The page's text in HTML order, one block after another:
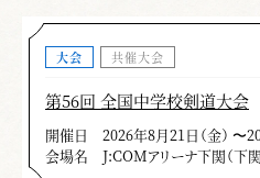
大会 共催大会
第56回 全国中学校剣道大会
開催日
2026年8月21日（金） 〜
会場名
J:COMアリーナ下関（下